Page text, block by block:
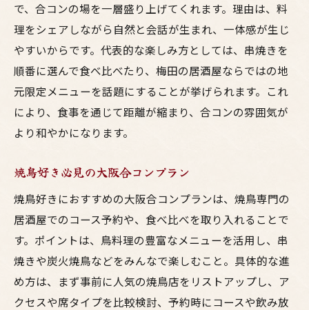
居酒屋の選択が合コンを変える理由とは
梅田の居酒屋選びが合コン成功の鍵に
鳥料理の質で差がつく大阪の合コン事情
焼鳥が会話を盛り上げる居酒屋の魅力
大阪の居酒屋でおしゃれな合コンを実現
梅田で合コン向きの焼鳥店を見つける方法
で、合コンの場を一層盛り上げてくれます。理由は、料
理をシェアしながら自然と会話が生まれ、一体感が生じ
やすいからです。代表的な楽しみ方としては、串焼きを
順番に選んで食べ比べたり、梅田の居酒屋ならではの地
元限定メニューを話題にすることが挙げられます。これ
により、食事を通じて距離が縮まり、合コンの雰囲気が
より和やかになります。
焼鳥好き必見の大阪合コンプラン
焼鳥好きにおすすめの大阪合コンプランは、焼鳥専門の
居酒屋でのコース予約や、食べ比べを取り入れることで
す。ポイントは、鳥料理の豊富なメニューを活用し、串
焼きや炭火焼鳥などをみんなで楽しむこと。具体的な進
め方は、まず事前に人気の焼鳥店をリストアップし、ア
クセスや席タイプを比較検討、予約時にコースや飲み放